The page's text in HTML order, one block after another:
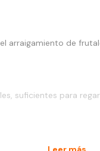
arraigamiento de
suficientes para